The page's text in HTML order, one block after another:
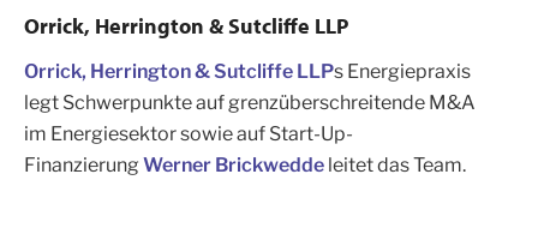
Orrick, Herrington & Sutcliffe LLP
Orrick, Herrington & Sutcliffe LLPs Energiepraxis
legt Schwerpunkte auf grenzüberschreitende M&A
im Energiesektor sowie auf Start-Up-
Finanzierung Werner Brickwedde leitet das Team.